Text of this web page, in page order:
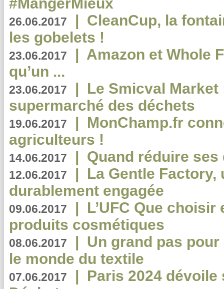
26.06.2017 | CleanCup, la
les gobelets !
23.06.2017 | Amazon et Whole
qu’un ...
23.06.2017 | Le Smicval
supermarché des déchets
19.06.2017 | MonChamp.fr
agriculteurs !
14.06.2017 | Quand réduire
12.06.2017 | La Gentle
durablement engagée
09.06.2017 | L’UFC Que
produits cosmétiques
08.06.2017 | Un grand pas
le monde du textile
07.06.2017 | Paris 2024